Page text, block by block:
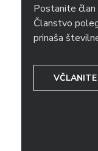
Postanite
Članstvo
prinaša